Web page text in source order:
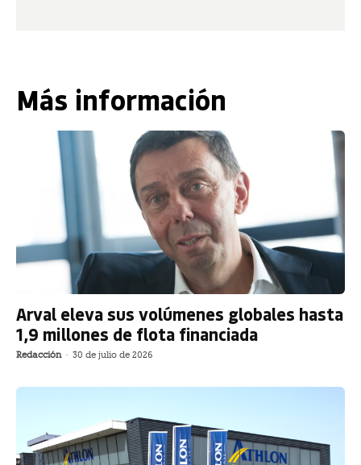
Más información
Arval eleva sus volúmenes globales hasta
1,9 millones de flota financiada
Redacción - 30 de julio de 2026